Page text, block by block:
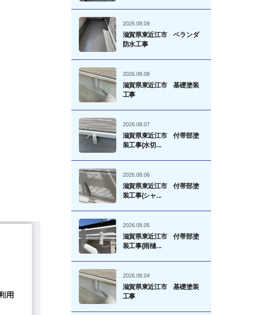
2026.08.09
滋賀県東近江市 ベランダ
防水工事
2026.08.08
滋賀県東近江市 基礎塗装
工事
2026.08.07
滋賀県東近江市 付帯部塗
装工事(水切...
2026.08.06
滋賀県東近江市 付帯部塗
装工事(シャ...
2026.08.05
滋賀県東近江市 付帯部塗
装工事(雨樋...
2026.08.04
滋賀県東近江市 基礎塗装
工事